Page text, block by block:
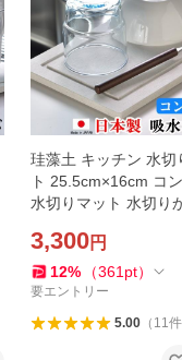
珪藻土 キッチン 水切
ト 25.5cm×16cm コ
水切りマット 水切り
3,300円
12% （361 pt）
要エントリー
5.00（ 11件